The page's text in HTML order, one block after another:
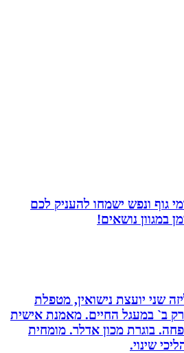
ונפש ישמחו להעניק לכם
נושאים!
יועצת נישואין, מטפלת
במעגל החיים. מאמנת אישית
בוגרת מכון אדלר. מומחית